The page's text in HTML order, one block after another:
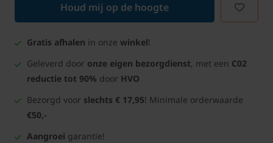
Houd mij op de hoogte
Gratis afhalen in onze winkel!
Geleverd door onze eigen bezorgdienst, met een C02
reductie tot 90% door HVO
Bezorgd voor slechts € 17,95! Minimale orderwaarde
€50,-
Aangroei garantie!